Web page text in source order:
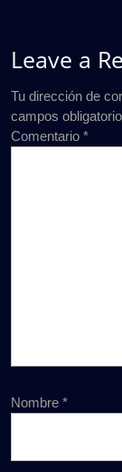
Leave a
Tu dirección de
campos
Comentario *
Nombre *